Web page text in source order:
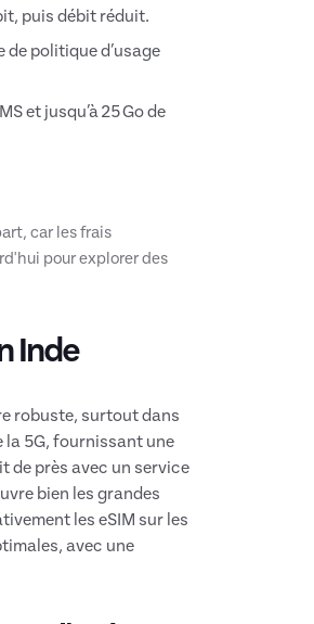
puis débit réduit.
politique d’usage
et jusqu’à 25 Go de
car les frais
pour explorer des
Inde
robuste, surtout dans
la 5G, fournissant une
de près avec un service
bien les grandes
les eSIM sur les
avec une